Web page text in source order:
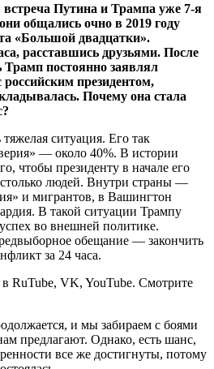
Путина и Трампа уже 7-я
общались очно в 2019 году
«Большой двадцатки».
расставшись друзьями. После
Трамп постоянно заявлял
российским президентом,
Почему она стала
ситуация. Его так
— около 40%. В истории
чтобы президенту в начале его
людей. Внутри страны —
и мигрантов, в Вашингтон
В такой ситуации Трампу
во внешней политике.
обещание — закончить
за 24 часа.
RuTube, VK, YouTube. Смотрите
и мы забираем с боями
предлагают. Однако, есть шанс,
все же достигнуты, потому